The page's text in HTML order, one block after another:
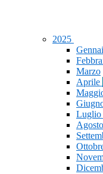
2025
Marzo
Aprile
Luglio
Agosto